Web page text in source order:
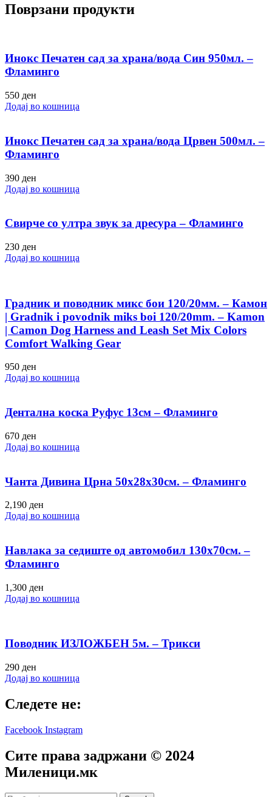
Поврзани продукти
Инокс Печатен сад за храна/вода Син 950мл. –
Фламинго
550 ден
Додај во кошница
Инокс Печатен сад за храна/вода Црвен 500мл. –
Фламинго
390 ден
Додај во кошница
Свирче со ултра звук за дресура – Фламинго
230 ден
Додај во кошница
Градник и поводник микс бои 120/20мм. – Камон
| Gradnik i povodnik miks boi 120/20mm. – Kamon
| Camon Dog Harness and Leash Set Mix Colors
Comfort Walking Gear
950 ден
Додај во кошница
Дентална коска Руфус 13см – Фламинго
670 ден
Додај во кошница
Чанта Дивина Црна 50х28х30см. – Фламинго
2,190 ден
Додај во кошница
Навлака за седиште од автомобил 130х70см. –
Фламинго
1,300 ден
Додај во кошница
Поводник ИЗЛОЖБЕН 5м. – Трикси
290 ден
Додај во кошница
Следете не:
Facebook Instagram
Сите права задржани © 2024
Mиленици.мк